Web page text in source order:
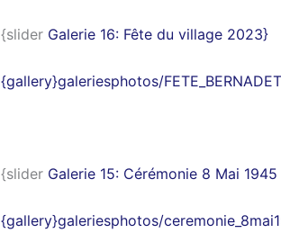
{slider Galerie 16: Fête du village 2023}
{gallery}galeriesphotos/
{slider Galerie 15: Cérémonie 8 Mai
{gallery}galeriesphotos/